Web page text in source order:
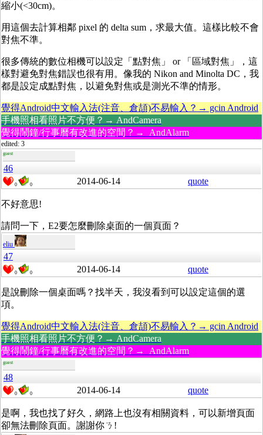
縮小(<30cm)。
用這個去計算相鄰 pixel 的 delta sum，求最大值。這樣比較不會
對焦不準。
很多傳統的數位相機可以設定「點對焦」 or 「區域對焦」，這
樣對避免對焦錯誤也很有用。像我的 Nikon and Minolta DC，我
都是設定成點對焦，以避免對焦或是測光不準的情形。
覺得Android中文輸入法(注音、倉頡)不易輸入？→ gcin Android
手機照相看照片不方便？→ AndCamera
覺得鬧鐘/行事曆有改進的空間？→ AndAlarm
edited: 3
guest
46
0 0 2014-06-14 quote
不好意思!
請問一下，E2要怎麼刪除桌面的一個頁面？
eliu
47
0 0 2014-06-14 quote
是說刪除一個桌面嗎？找半天，我沒看到可以設定這個的選
項。
覺得Android中文輸入法(注音、倉頡)不易輸入？→ gcin Android
手機照相看照片不方便？→ AndCamera
覺得鬧鐘/行事曆有改進的空間？→ AndAlarm
guest
48
0 0 2014-06-14 quote
是啊，我也找了好久，網路上也沒有相關資料，可以新增頁面
卻無法刪除頁面。謝謝你ㄋ!